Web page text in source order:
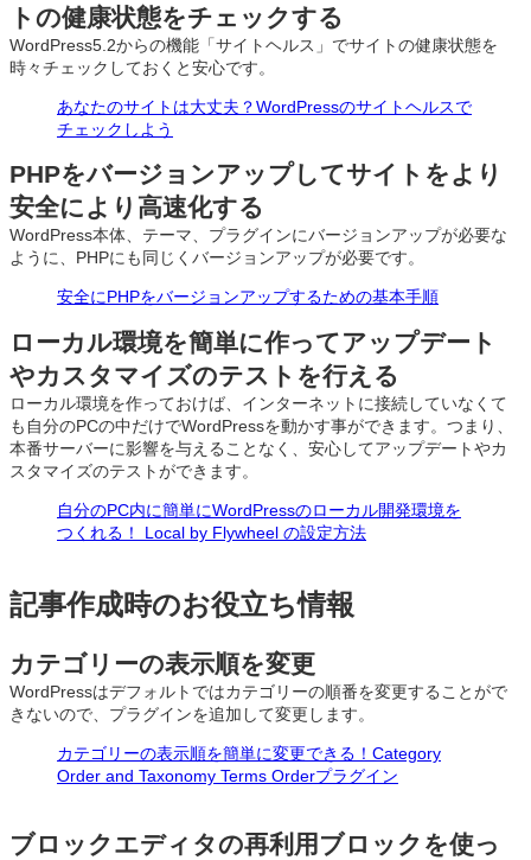
トの健康状態をチェックする
WordPress5.2からの機能「サイトヘルス」でサイトの健康状態を
時々チェックしておくと安心です。
あなたのサイトは大丈夫？WordPressのサイトヘルスで
チェックしよう
PHPをバージョンアップしてサイトをより
安全により高速化する
WordPress本体、テーマ、プラグインにバージョンアップが必要な
ように、PHPにも同じくバージョンアップが必要です。
安全にPHPをバージョンアップするための基本手順
ローカル環境を簡単に作ってアップデート
やカスタマイズのテストを行える
ローカル環境を作っておけば、インターネットに接続していなくて
も自分のPCの中だけでWordPressを動かす事ができます。つまり、
本番サーバーに影響を与えることなく、安心してアップデートやカ
スタマイズのテストができます。
自分のPC内に簡単にWordPressのローカル開発環境を
つくれる！ Local by Flywheel の設定方法
記事作成時のお役立ち情報
カテゴリーの表示順を変更
WordPressはデフォルトではカテゴリーの順番を変更することがで
きないので、プラグインを追加して変更します。
カテゴリーの表示順を簡単に変更できる！Category
Order and Taxonomy Terms Orderプラグイン
ブロックエディタの再利用ブロックを使っ